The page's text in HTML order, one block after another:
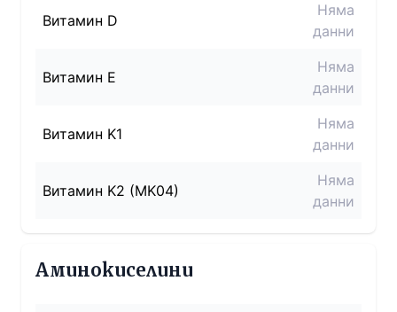
Витамин D
Няма
данни
Витамин E
Няма
данни
Витамин K1
Няма
данни
Витамин K2 (MK04)
Няма
данни
Аминокиселини